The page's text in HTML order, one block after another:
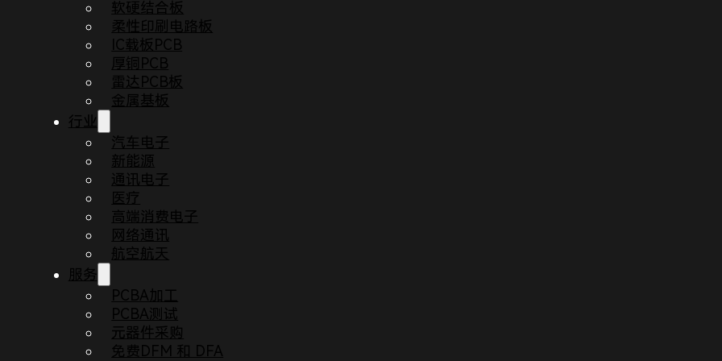
软硬结合板
柔性印刷电路板
IC载板PCB
厚铜PCB
雷达PCB板
金属基板
行业
汽车电子
新能源
通讯电子
医疗
高端消费电子
网络通讯
航空航天
服务
PCBA加工
PCBA测试
元器件采购
免费DFM 和 DFA
PCB沉金板氧化问题分析与改善对策